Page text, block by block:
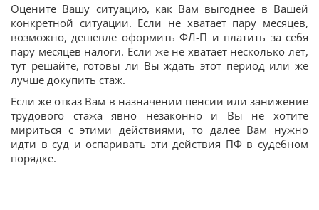
Оцените Вашу ситуацию, как Вам выгоднее в Вашей
конкретной ситуации. Если не хватает пару месяцев,
возможно, дешевле оформить ФЛ-П и платить за себя
пару месяцев налоги. Если же не хватает несколько лет,
тут решайте, готовы ли Вы ждать этот период или же
лучше докупить стаж.
Если же отказ Вам в назначении пенсии или занижение
трудового стажа явно незаконно и Вы не хотите
мириться с этими действиями, то далее Вам нужно
идти в суд и оспаривать эти действия ПФ в судебном
порядке.